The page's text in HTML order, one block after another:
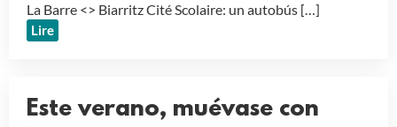
La Barre <> Biarritz Cité Scolaire: un autobús […]
Lire
Este verano, muévase con